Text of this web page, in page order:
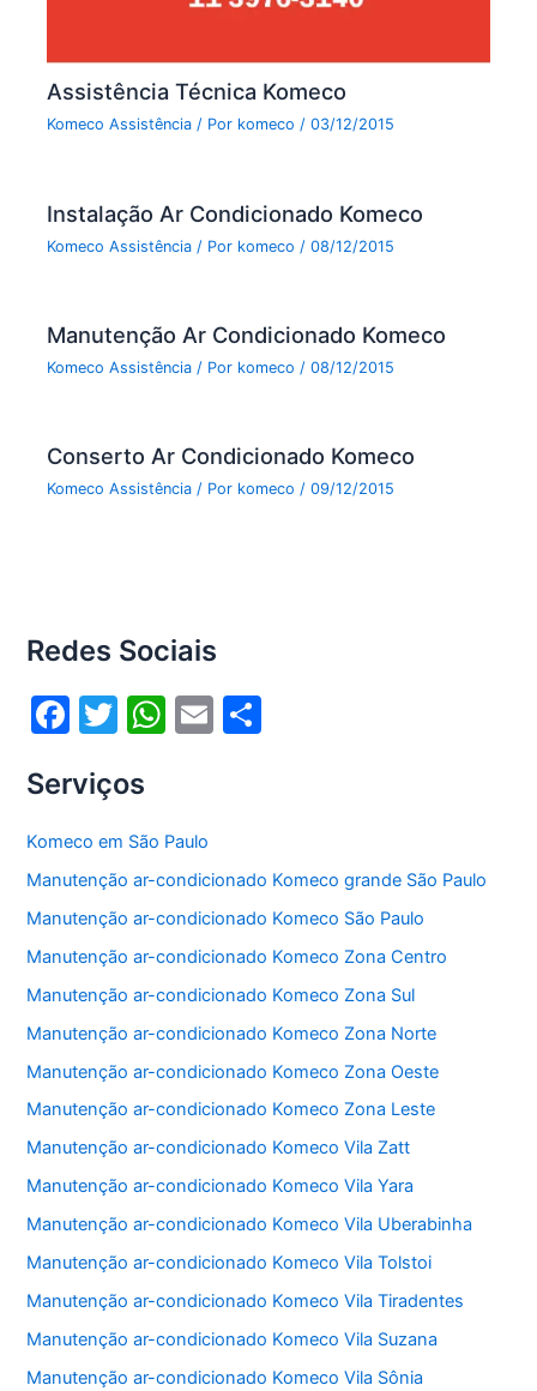
Assistência Técnica Komeco
Komeco Assistência / Por komeco/03/12/2015
Instalação Ar Condicionado Komeco
Komeco Assistência / Por komeco /08/12/2015
Manutenção Ar Condicionado Komeco
Komeco Assistência / Por komeco /08/12/2015
Conserto Ar Condicionado Komeco
Komeco Assistência / Por komeco/09/12/2015
Redes Sociais
F
c
e
b
o
o
k
T
itt
er
W
s
A
p
p
E
Serviços
Komeco em São Paulo
Manutenção ar-condicionado Komeco grande São Paulo
Manutenção ar-condicionado Komeco São Paulo
Manutenção ar-condicionado Komeco Zona Centro
Manutenção ar-condicionado Komeco Zona Sul
Manutenção ar-condicionado Komeco Zona Norte
Manutenção ar-condicionado Komeco Zona Oeste
Manutenção ar-condicionado Komeco Zona Leste
Manutenção ar-condicionado Komeco Vila Zatt
Manutenção ar-condicionado Komeco Vila Yara
Manutenção ar-condicionado Komeco Vila Uberabinha
Manutenção ar-condicionado Komeco Vila Tolstoi
Manutenção ar-condicionado Komeco Vila Tiradentes
Manutenção ar-condicionado Komeco Vila Suzana
Manutenção ar-condicionado Komeco Vila Sônia